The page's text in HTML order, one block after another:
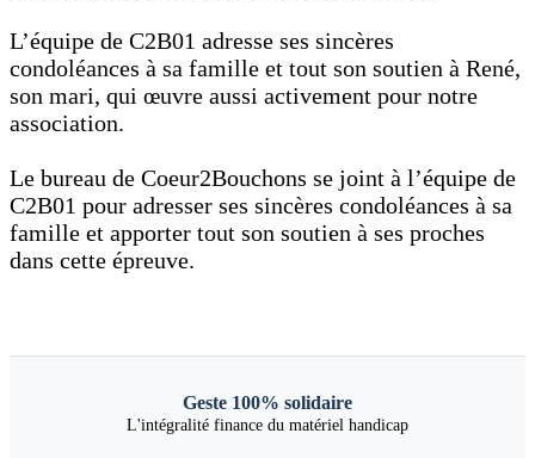
L’équipe de C2B01 adresse ses sincères
condoléances à sa famille et tout son soutien à René,
son mari, qui œuvre aussi activement pour notre
association.
Le bureau de Coeur2Bouchons se joint à l’équipe de
C2B01 pour adresser ses sincères condoléances à sa
famille et apporter tout son soutien à ses proches
dans cette épreuve.
Geste 100% solidaire
L'intégralité finance du matériel handicap